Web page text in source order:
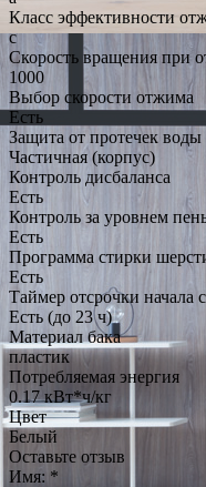
Класс эффективности
c
Скорость вращения при
1000
Выбор скорости отжима
Есть
Защита от протечек воды
Частичная (корпус)
Контроль дисбаланса
Есть
Контроль за уровнем
Есть
Программа стирки
Есть
Таймер отсрочки начала
Есть (до 23 ч)
Материал бака
пластик
Потребляемая энергия
0.17 кВт*ч/кг
Цвет
Белый
Оставьте отзыв
Имя: *